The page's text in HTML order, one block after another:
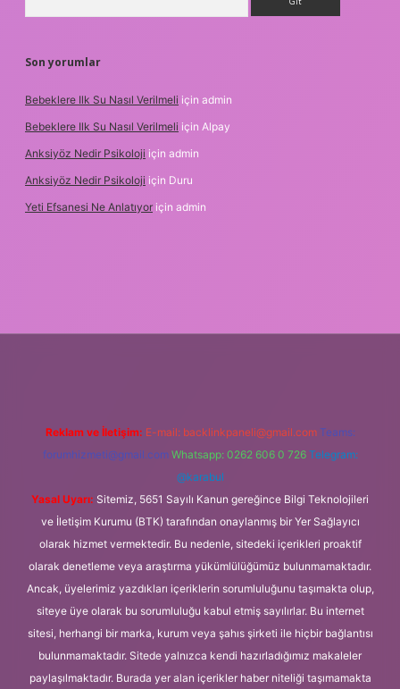
Son yorumlar
Bebeklere Ilk Su Nasıl Verilmeli için admin
Bebeklere Ilk Su Nasıl Verilmeli için Alpay
Anksiyöz Nedir Psikoloji için admin
Anksiyöz Nedir Psikoloji için Duru
Yeti Efsanesi Ne Anlatıyor için admin
Reklam ve İletişim: E-mail: backlinkpaneli@gmail.com Teams:
forumhizmeti@gmail.com Whatsapp: 0262 606 0 726 Telegram:
@karabul
Yasal Uyarı: Sitemiz, 5651 Sayılı Kanun gereğince Bilgi Teknolojileri
ve İletişim Kurumu (BTK) tarafından onaylanmış bir Yer Sağlayıcı
olarak hizmet vermektedir. Bu nedenle, sitedeki içerikleri proaktif
olarak denetleme veya araştırma yükümlülüğümüz bulunmamaktadır.
Ancak, üyelerimiz yazdıkları içeriklerin sorumluluğunu taşımakta olup,
siteye üye olarak bu sorumluluğu kabul etmiş sayılırlar. Bu internet
sitesi, herhangi bir marka, kurum veya şahıs şirketi ile hiçbir bağlantısı
bulunmamaktadır. Sitede yalnızca kendi hazırladığımız makaleler
paylaşılmaktadır. Burada yer alan içerikler haber niteliği taşımamakta